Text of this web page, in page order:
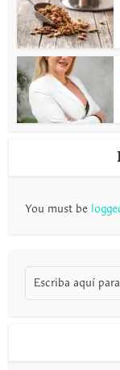
You must be